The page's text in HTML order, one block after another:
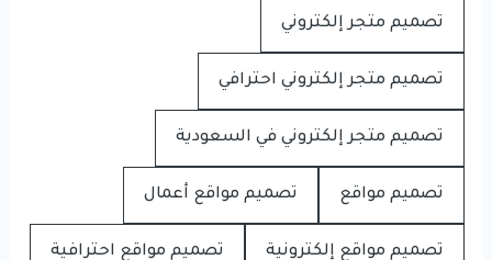
تصميم متجر إلكتروني
تصميم متجر إلكتروني احترافي
تصميم متجر إلكتروني في السعودية
تصميم مواقع تصميم مواقع أعمال
تصميم مواقع إلكترونية تصميم مواقع احترافية